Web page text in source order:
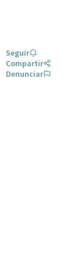
Seguir
Compartir
Denunciar